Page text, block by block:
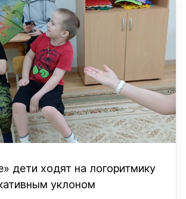
дети ходят на логоритмику
уклоном